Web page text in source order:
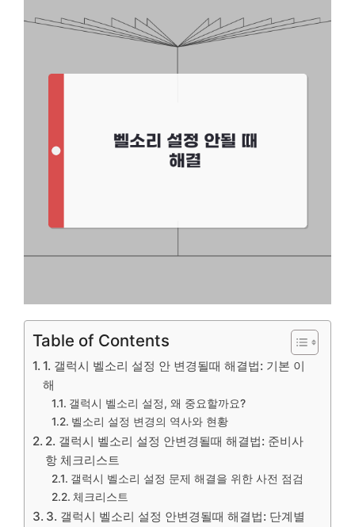
Table of Contents
1. 갤럭시 벨소리 설정 안 변경될때 해결법: 기본 이
해
갤럭시 벨소리 설정, 왜 중요할까요?
벨소리 설정 변경의 역사와 현황
2. 갤럭시 벨소리 설정 안변경될때 해결법: 준비사
항 체크리스트
갤럭시 벨소리 설정 문제 해결을 위한 사전 점검
체크리스트
3. 갤럭시 벨소리 설정 안변경될때 해결법: 단계별